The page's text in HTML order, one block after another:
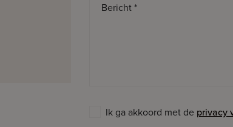
Bericht *
Ik ga akkoord met de privacy